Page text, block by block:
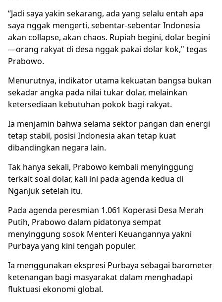
“Jadi saya yakin sekarang, ada yang selalu entah apa
saya nggak mengerti, sebentar-sebentar Indonesia
akan collapse, akan chaos. Rupiah begini, dolar begini
—orang rakyat di desa nggak pakai dolar kok," tegas
Prabowo.
Menurutnya, indikator utama kekuatan bangsa bukan
sekadar angka pada nilai tukar dolar, melainkan
ketersediaan kebutuhan pokok bagi rakyat.
Ia menjamin bahwa selama sektor pangan dan energi
tetap stabil, posisi Indonesia akan tetap kuat
dibandingkan negara lain.
Tak hanya sekali, Prabowo kembali menyinggung
terkait soal dolar, kali ini pada agenda kedua di
Nganjuk setelah itu.
Pada agenda peresmian 1.061 Koperasi Desa Merah
Putih, Prabowo dalam pidatonya sempat
menyinggung sosok Menteri Keuangannya yakni
Purbaya yang kini tengah populer.
Ia menggunakan ekspresi Purbaya sebagai barometer
ketenangan bagi masyarakat dalam menghadapi
fluktuasi ekonomi global.